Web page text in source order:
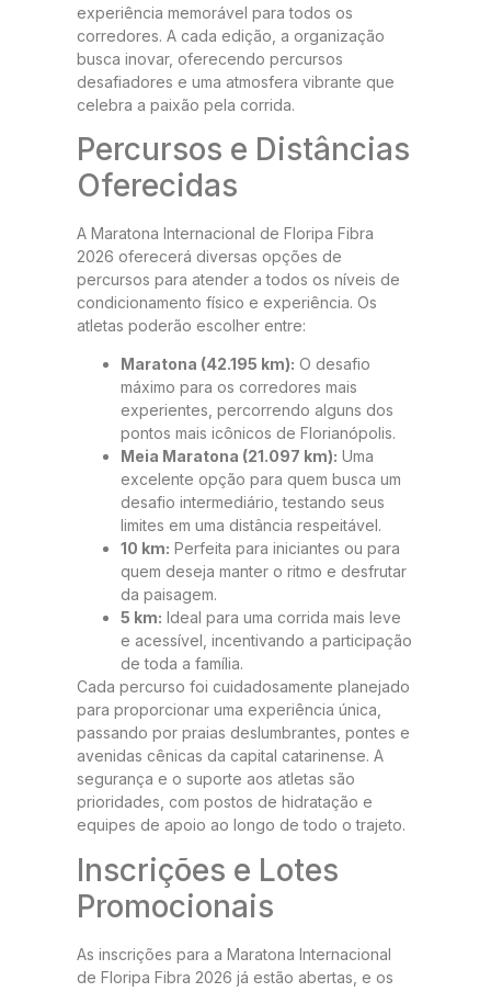
experiência memorável para todos os
corredores. A cada edição, a organização
busca inovar, oferecendo percursos
desafiadores e uma atmosfera vibrante que
celebra a paixão pela corrida.
Percursos e Distâncias
Oferecidas
A Maratona Internacional de Floripa Fibra
2026 oferecerá diversas opções de
percursos para atender a todos os níveis de
condicionamento físico e experiência. Os
atletas poderão escolher entre:
Maratona (42.195 km): O desafio
máximo para os corredores mais
experientes, percorrendo alguns dos
pontos mais icônicos de Florianópolis.
Meia Maratona (21.097 km): Uma
excelente opção para quem busca um
desafio intermediário, testando seus
limites em uma distância respeitável.
10 km: Perfeita para iniciantes ou para
quem deseja manter o ritmo e desfrutar
da paisagem.
5 km: Ideal para uma corrida mais leve
e acessível, incentivando a participação
de toda a família.
Cada percurso foi cuidadosamente planejado
para proporcionar uma experiência única,
passando por praias deslumbrantes, pontes e
avenidas cênicas da capital catarinense. A
segurança e o suporte aos atletas são
prioridades, com postos de hidratação e
equipes de apoio ao longo de todo o trajeto.
Inscrições e Lotes
Promocionais
As inscrições para a Maratona Internacional
de Floripa Fibra 2026 já estão abertas, e os